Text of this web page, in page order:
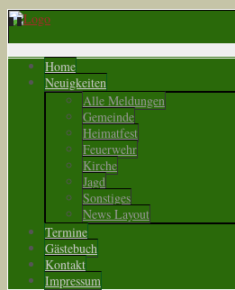
Home
Neuigkeiten
Alle Meldungen
Gemeinde
Heimatfest
Feuerwehr
Kirche
Jagd
Sonstiges
News Layout
Termine
Gästebuch
Kontakt
Impressum